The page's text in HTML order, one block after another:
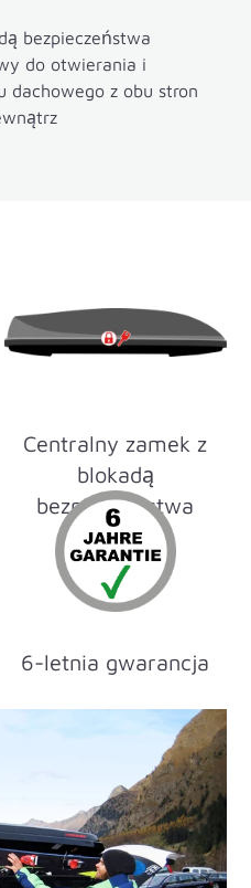
bezpieczeństwa
do otwierania i
dachowego z obu stron
Centralny zamek z
blokadą
bezpieczeństwa
6-letnia gwarancja